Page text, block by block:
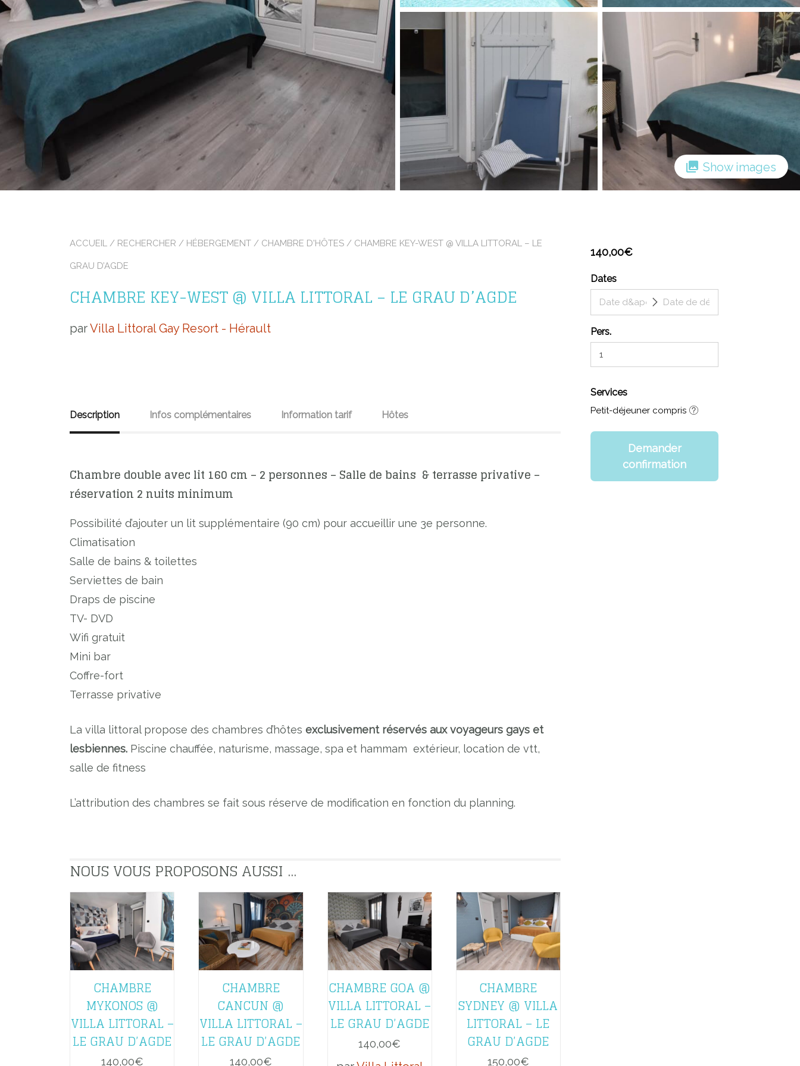
Show images
ACCUEIL / RECHERCHER / HÉBERGEMENT / CHAMBRE D'HÔTES / CHAMBRE KEY-WEST @ VILLA LITTORAL – LE
GRAU D’AGDE
CHAMBRE KEY-WEST @ VILLA LITTORAL – LE GRAU D’AGDE
parVilla Littoral Gay Resort - Hérault
Description Infos complémentaires Information tarif Hôtes
Chambre double avec lit 160 cm – 2 personnes – Salle de bains & terrasse privative –
réservation 2 nuits minimum
Possibilité d’ajouter un lit supplémentaire (90 cm) pour accueillir une 3e personne.
Climatisation
Salle de bains & toilettes
Serviettes de bain
Draps de piscine
TV- DVD
Wifi gratuit
Mini bar
Coffre-fort
Terrasse privative
La villa littoral propose des chambres d’hôtes exclusivement réservés aux voyageurs gays et
lesbiennes. Piscine chauffée, naturisme, massage, spa et hammam extérieur, location de vtt,
salle de fitness
L’attribution des chambres se fait sous réserve de modification en fonction du planning.
NOUS VOUS PROPOSONS AUSSI ...
CHAMBRE
MYKONOS @
VILLA LITTORAL –
LE GRAU D’AGDE
140,00€
CHAMBRE
CANCUN @
VILLA LITTORAL –
LE GRAU D’AGDE
140,00€
CHAMBRE GOA @
VILLA LITTORAL –
LE GRAU D’AGDE
140,00€
CHAMBRE
SYDNEY @ VILLA
LITTORAL – LE
GRAU D’AGDE
150,00€
140,00€
Dates
Pers.
Services
Petit-déjeuner compris
Demander
confirmation